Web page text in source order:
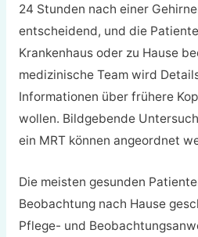
24 Stunden nach einer
entscheidend, und die
Krankenhaus oder zu Hause
medizinische Team wird
Informationen über frühere
wollen. Bildgebende
ein MRT können angeordnet
Die meisten gesunden
Beobachtung nach Hause
Pflege- und